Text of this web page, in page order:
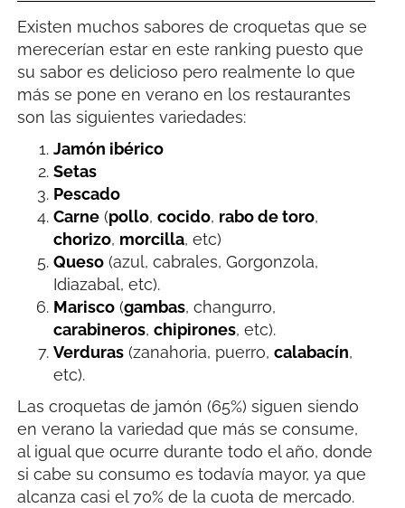
Existen muchos sabores de croquetas que se
merecerían estar en este ranking puesto que
su sabor es delicioso pero realmente lo que
más se pone en verano en los restaurantes
son las siguientes variedades:
Jamón ibérico
Setas
Pescado
Carne (pollo,cocido, rabo de toro,
chorizo, morcilla, etc)
Queso (azul, cabrales, Gorgonzola,
Idiazabal, etc).
Marisco (gambas, changurro,
carabineros,chipirones, etc).
Verduras (zanahoria, puerro,calabacín,
etc).
Las croquetas de jamón (65%) siguen siendo
en verano la variedad que más se consume,
al igual que ocurre durante todo el año, donde
si cabe su consumo es todavía mayor, ya que
alcanza casi el 70% de la cuota de mercado.